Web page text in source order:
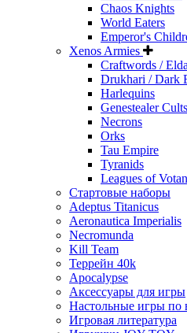
Chaos Knights
World Eaters
Emperor's
Xenos Armies
Craftwords /
Drukhari / Dark
Harlequins
Genestealer Cults
Necrons
Orks
Tau Empire
Tyranids
Leagues of
Стартовые наборы
Adeptus Titanicus
Aeronautica Imperialis
Necromunda
Kill Team
Террейн 40k
Apocalypse
Аксессуары для игры
Настольные игры по
Игровая литература